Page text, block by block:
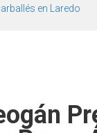
en Laredo